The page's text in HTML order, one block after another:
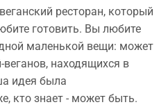
ресторан, который
готовить. Вы любите
маленькой вещи: может
находящихся в
идея была
кто знает - может быть.